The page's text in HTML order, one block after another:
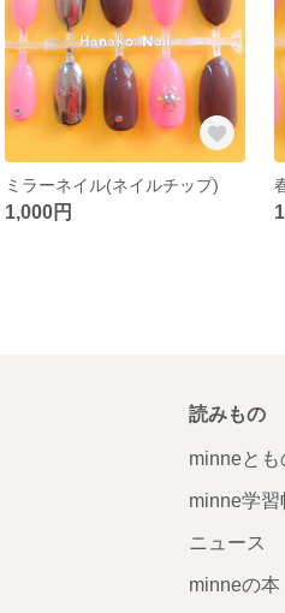
ミラーネイル(ネイルチップ)
1,000円
読みもの
minneとも
minne学習
ニュース
minneの本